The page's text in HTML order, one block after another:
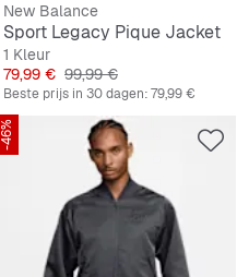
New Balance
Sport Legacy Pique Jacket
1 Kleur
Prijs
79,99 € Originele Prijs
99,99 €
Beste prijs in 30 dagen:79,99 €
-46%